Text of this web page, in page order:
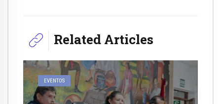
Related Articles
EVENTOS